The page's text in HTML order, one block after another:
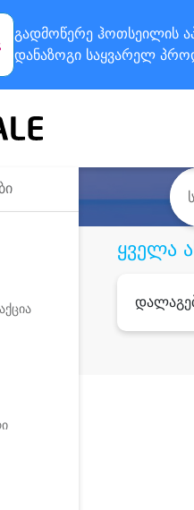
გადმოწერე ჰოთსეილის
დანაზოგი საყვარელ
ყველა